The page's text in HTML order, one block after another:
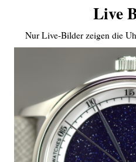
Live
Nur Live-Bilder zeigen die